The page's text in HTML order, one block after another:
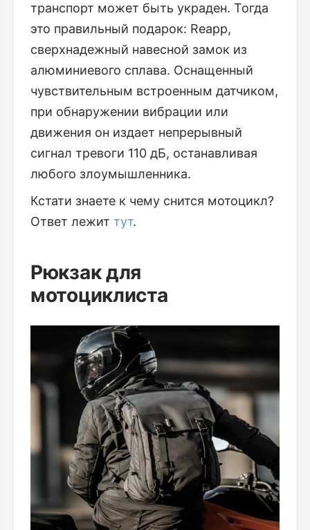
транспорт может быть украден. Тогда
это правильный подарок: Reapp,
сверхнадежный навесной замок из
алюминиевого сплава. Оснащенный
чувствительным встроенным датчиком,
при обнаружении вибрации или
движения он издает непрерывный
сигнал тревоги 110 дБ, останавливая
любого злоумышленника.
Кстати знаете к чему снится мотоцикл?
Ответ лежит тут.
Рюкзак для
мотоциклиста